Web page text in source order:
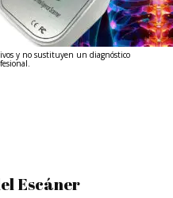
y no sustituyen un diagnóstico
Escáner